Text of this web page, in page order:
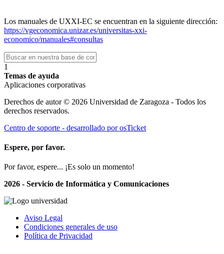
Los manuales de UXXI-EC se encuentran en la siguiente dirección:
https://vgeconomica.unizar.es/universitas-xxi-
economico/manuales#consultas
1
Temas de ayuda
Aplicaciones corporativas
Derechos de autor © 2026 Universidad de Zaragoza - Todos los
derechos reservados.
Centro de soporte - desarrollado por osTicket
Espere, por favor.
Por favor, espere... ¡Es solo un momento!
2026 - Servicio de Informática y Comunicaciones
Aviso Legal
Condiciones generales de uso
Política de Privacidad